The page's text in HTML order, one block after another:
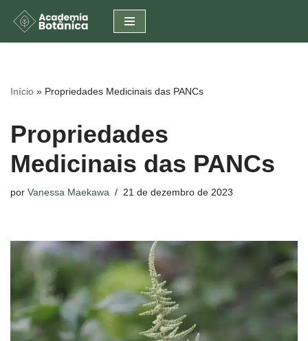
Pular
conteúdo
Início » Propriedades Medicinais das PANCs
Propriedades
Medicinais das PANCs
por Vanessa Maekawa 21 de dezembro de 2023